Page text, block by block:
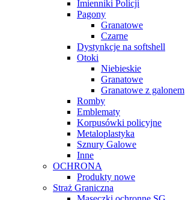
Imienniki Policji
Pagony
Granatowe
Czarne
Dystynkcje na softshell
Otoki
Niebieskie
Granatowe
Granatowe z galonem
Romby
Emblematy
Korpusówki policyjne
Metaloplastyka
Sznury Galowe
Inne
OCHRONA
Produkty nowe
Straż Graniczna